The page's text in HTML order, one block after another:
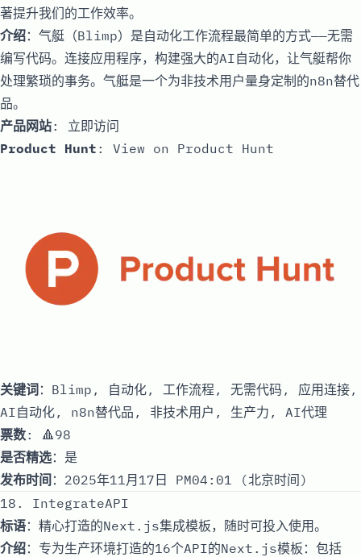
著提升我们的工作效率。
介绍：气艇（Blimp）是自动化工作流程最简单的方式——无需
编写代码。连接应用程序，构建强大的AI自动化，让气艇帮你
处理繁琐的事务。气艇是一个为非技术用户量身定制的n8n替代
品。
产品网站: 立即访问
Product Hunt : View on Product Hunt
关键词：Blimp, 自动化, 工作流程, 无需代码, 应用连接,
AI自动化, n8n替代品, 非技术用户, 生产力, AI代理
票数: 🔺98
是否精选：是
发布时间 ：2025年11月17日 PM04:01 (北京时间)
18. IntegrateAPI
标语：精心打造的Next.js集成模板，随时可投入使用。
介绍：专为生产环境打造的16个API的Next.js模板：包括